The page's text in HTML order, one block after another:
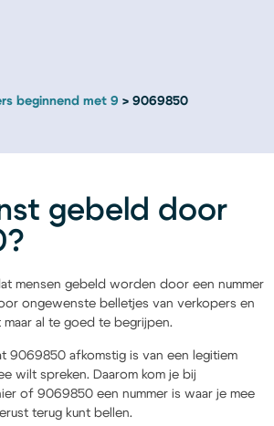
beginnend met 9 9069850
gebeld door
mensen gebeld worden door een nummer
ongewenste belletjes van verkopers en
al te goed te begrijpen.
9069850 afkomstig is van een legitiem
wilt spreken. Daarom kom je bij
of 9069850 een nummer is waar je mee
terug kunt bellen.